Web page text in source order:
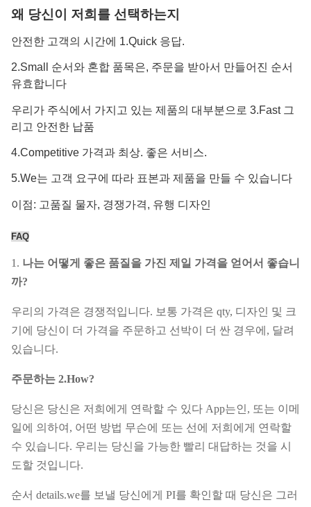
왜 당신이 저희를 선택하는지
안전한 고객의 시간에 1.Quick 응답.
2.Small 순서와 혼합 품목은, 주문을 받아서 만들어진 순서
유효합니다
우리가 주식에서 가지고 있는 제품의 대부분으로 3.Fast 그
리고 안전한 납품
4.Competitive 가격과 최상. 좋은 서비스.
5.We는 고객 요구에 따라 표본과 제품을 만들 수 있습니다
이점: 고품질 물자, 경쟁가격, 유행 디자인
FAQ
1. 나는 어떻게 좋은 품질을 가진 제일 가격을 얻어서 좋습니
까?
우리의 가격은 경쟁적입니다. 보통 가격은 qty, 디자인 및 크
기에 당신이 더 가격을 주문하고 선박이 더 싼 경우에, 달려
있습니다.
주문하는 2.How?
당신은 당신은 저희에게 연락할 수 있다 App는인, 또는 이메
일에 의하여, 어떤 방법 무슨에 또는 선에 저희에게 연락할
수 있습니다. 우리는 당신을 가능한 빨리 대답하는 것을 시
도할 것입니다.
순서 details.we를 보낼 당신에게 PI를 확인할 때 당신은 그러